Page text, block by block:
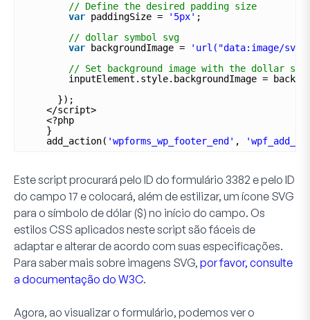
// Define the desired padding size
var paddingSize = '5px' ;
// dollar symbol svg
var
backgroundImage =
'url("data:image/
// Set background image with the dollar
inputElement.style.backgroundImage =
});
</script>
<?php
}
add_action( 'wpforms_wp_footer_end' ,
Este script procurará pelo ID do formulário 3382 e pelo ID
do campo 17 e colocará, além de estilizar, um ícone SVG
para o símbolo de dólar ($) no início do campo. Os
estilos CSS aplicados neste script são fáceis de
adaptar e alterar de acordo com suas especificações.
Para saber mais sobre imagens SVG, por favor, consulte
a documentação do W3C.
Agora, ao visualizar o formulário, podemos ver o